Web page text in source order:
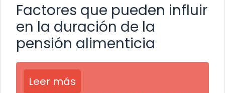
Factores que pueden influir
en la duración de la
pensión alimenticia
Leer más